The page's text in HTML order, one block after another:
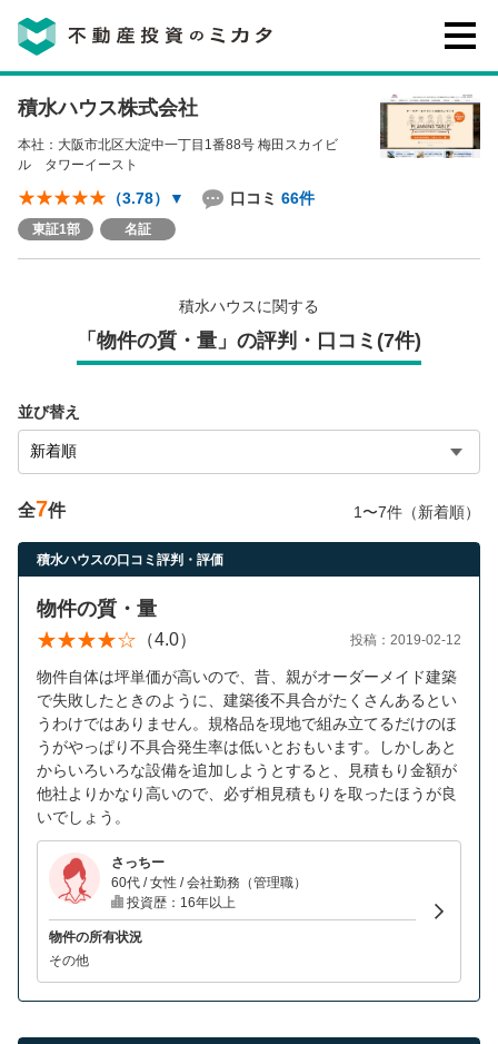
不動産投資のミカタとは
営業時間：10:00〜19:00(土日祝も営業中) 定休日：水
積水ハウス株式会社
本社：大阪市北区大淀中一丁目1番88号 梅田スカイビ
ル タワーイースト
（3.78） ▼ 口コミ 66件
東証1部 名証
積水ハウスに関する
「物件の質・量」の評判・口コミ(7件)
並び替え
全7件 1〜7件（新着順）
積水ハウスの口コミ評判・評価
物件の質・量
（4.0） 投稿：2019-02-12
物件自体は坪単価が高いので、昔、親がオーダーメイド建築
で失敗したときのように、建築後不具合がたくさんあるとい
うわけではありません。規格品を現地で組み立てるだけのほ
うがやっぱり不具合発生率は低いとおもいます。しかしあと
からいろいろな設備を追加しようとすると、見積もり金額が
他社よりかなり高いので、必ず相見積もりを取ったほうが良
いでしょう。
さっちー
60代 / 女性 / 会社勤務（管理職）
投資歴：16年以上
物件の所有状況
その他